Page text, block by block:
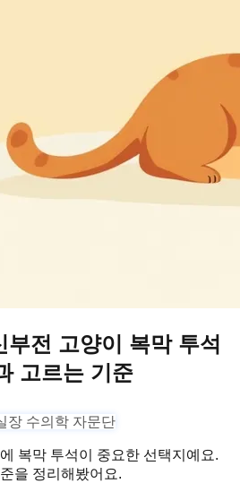
전 고양이 복막 투석
고르는 기준
장 수의학 자문단
복막 투석이 중요한 선택지예요.
을 정리해봤어요.